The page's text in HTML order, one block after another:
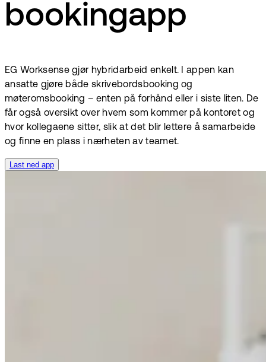
bookingapp
EG Worksense gjør hybridarbeid enkelt. I appen kan
ansatte gjøre både skrivebordsbooking og
møteromsbooking – enten på forhånd eller i siste liten. De
får også oversikt over hvem som kommer på kontoret og
hvor kollegaene sitter, slik at det blir lettere å samarbeide
og finne en plass i nærheten av teamet.
Last ned app